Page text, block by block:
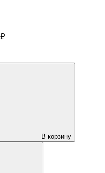
₽
В корзину